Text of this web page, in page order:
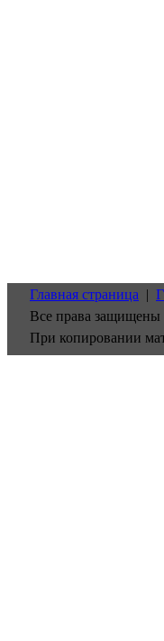
Главная страница |
Все права
При копировании